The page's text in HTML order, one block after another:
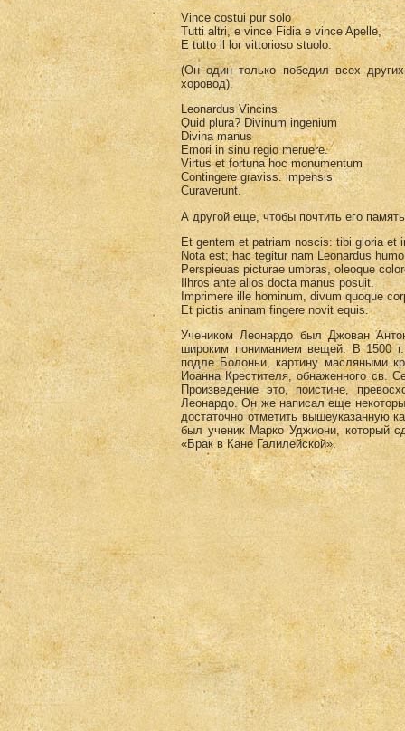
Vince costui pur solo
Tutti altri, e vince Fidia e vince Apelle,
E tutto il lor vittorioso stuolo.
(Он один только победил всех
хоровод).
Leonardus Vincins
Quid plura? Divinum ingenium
Divina manus
Emori in sinu regio meruere.
Virtus et fortuna hoc monumentum
Contingere graviss. impensis
Curaverunt.
А другой еще, чтобы почтить его
Et gentem et patriam noscis: tibi gloria et
Nota est; hac tegitur nam Leonardus
Perspieuas picturae umbras, oleoque
Ilhros ante alios docta manus posuit.
Imprimere ille hominum, divum quoque
Et pictis aninam fingere novit equis.
Учеником Леонардо был Джован
широким пониманием вещей. В 1500
подле Болоньи, картину масляными
Иоанна Крестителя, обнаженного св.
Произведение это, поистине,
Леонардо. Он же написал еще
достаточно отметить вышеуказанную
был ученик Марко Уджиони, который
«Брак в Кане Галилейской».